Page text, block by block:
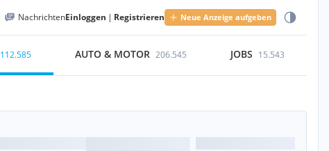
NachrichtenEinloggen | Registrieren Neue Anzeige aufgeben
112.585 AUTO & MOTOR 206.545 JOBS 15.543